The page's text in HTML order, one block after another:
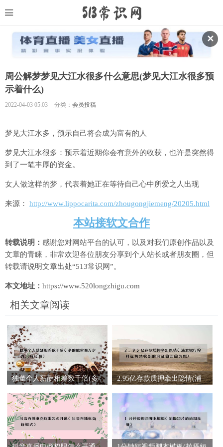
✕
周公解梦梦见大江水很多什么意思(梦见大江水很多预
示着什么)
2022-04-03 05:03 分类： 会员投稿
梦见大江水多，预示自己将会成为富有的人
梦见大江水很多：预示着近期你会有意外的收获，也许是突然得
到了一笔丰厚的资金。
女人做这样的梦，代表着她正在等待自己心中所爱之人出现
来源： http://www.lippocarita.com/zhougongjiemeng/20205.html
本站接软文合作
转载说明： 感谢您对网站平台的认可，以及对我们原创作品以及
文章的青睐，非常欢迎各位朋友分享到个人站长或者朋友圈，但
转载请说明文章出处“513常识网”。
本文地址： https://www.520longzhigu.com
相关文章阅读
独董个人薪酬相差数千倍(多
2.95亿存款质押牵出隐情(浦
证函回函为假)